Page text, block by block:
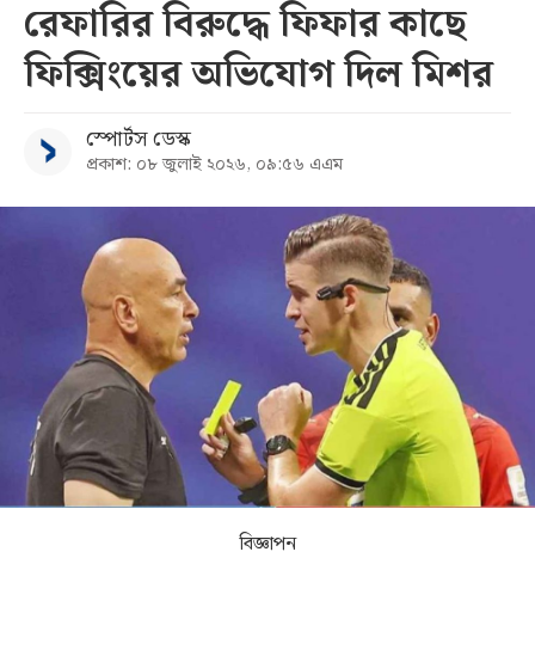
সর্বশেষ
বিভাগ
আর্কাইভ
কনভার্টার
রেফারির বিরুদ্ধে ফিফার কাছে
ফিক্সিংয়ের অভিযোগ দিল মিশর
স্পোর্টস ডেস্ক
প্রকাশ: ০৮ জুলাই ২০২৬, ০৯:৫৬ এএম
বিজ্ঞাপন